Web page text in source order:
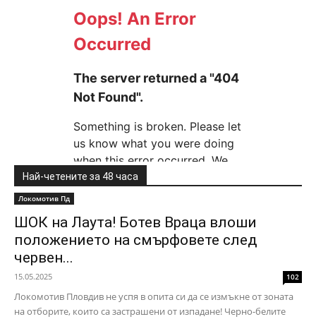
Най-четените за 48 часа
Локомотив Пд
ШОК на Лаута! Ботев Враца влоши
положението на смърфовете след
червен...
15.05.2025 102
Локомотив Пловдив не успя в опита си да се измъкне от зоната
на отборите, които са застрашени от изпадане! Черно-белите